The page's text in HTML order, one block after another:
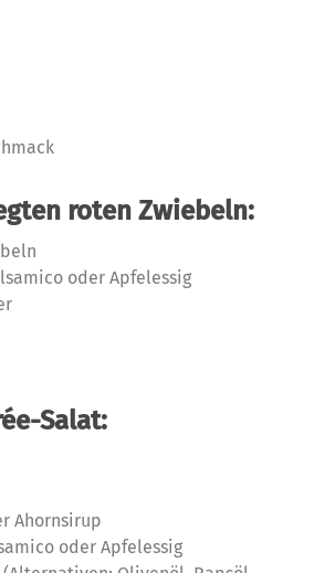
roten Zwiebeln:
oder Apfelessig
Salat:
Ahornsirup
oder Apfelessig